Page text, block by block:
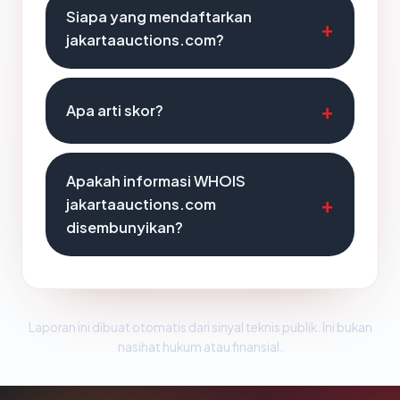
Siapa yang mendaftarkan
jakartaauctions.com?
Apa arti skor?
Apakah informasi WHOIS
jakartaauctions.com
disembunyikan?
Laporan ini dibuat otomatis dari sinyal teknis publik. Ini bukan
nasihat hukum atau finansial.